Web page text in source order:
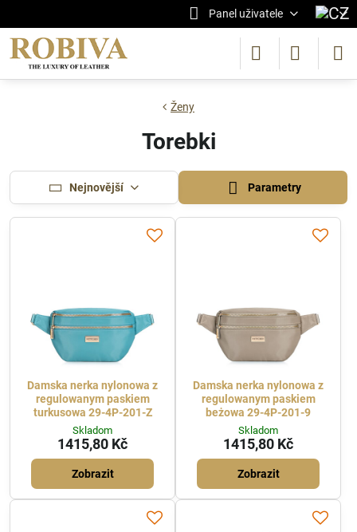
Panel uživatele
Ženy
Torebki
Nejnovější Parametry
Damska nerka nylonowa z
regulowanym paskiem
turkusowa 29-4P-201-Z
Skladom
1415,80 Kč
Zobrazit
Damska nerka nylonowa z
regulowanym paskiem
beżowa 29-4P-201-9
Skladom
1415,80 Kč
Zobrazit